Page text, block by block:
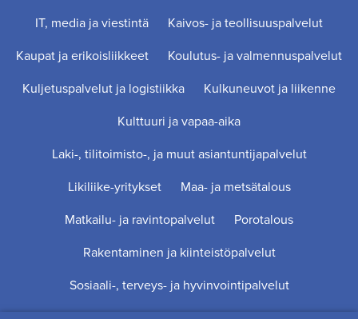
IT, media ja viestintä
Kaivos- ja teollisuuspalvelut
Kaupat ja erikoisliikkeet
Koulutus- ja valmennuspalvelut
Kuljetuspalvelut ja logistiikka
Kulkuneuvot ja liikenne
Kulttuuri ja vapaa-aika
Laki-, tilitoimisto-, ja muut asiantuntijapalvelut
Likiliike-yritykset
Maa- ja metsätalous
Matkailu- ja ravintopalvelut
Porotalous
Rakentaminen ja kiinteistöpalvelut
Sosiaali-, terveys- ja hyvinvointipalvelut